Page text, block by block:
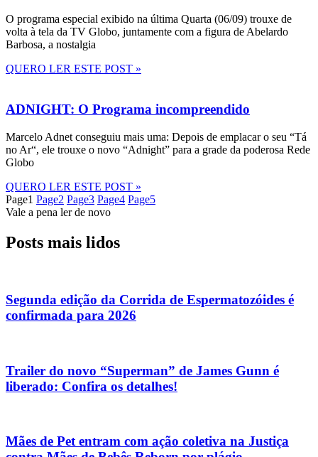
O programa especial exibido na última Quarta (06/09) trouxe de
volta à tela da TV Globo, juntamente com a figura de Abelardo
Barbosa, a nostalgia
QUERO LER ESTE POST »
ADNIGHT: O Programa incompreendido
Marcelo Adnet conseguiu mais uma: Depois de emplacar o seu “Tá
no Ar“, ele trouxe o novo “Adnight” para a grade da poderosa Rede
Globo
QUERO LER ESTE POST »
Page1 Page2 Page3 Page4 Page5
Vale a pena ler de novo
Posts mais lidos
Segunda edição da Corrida de Espermatozóides é
confirmada para 2026
Trailer do novo “Superman” de James Gunn é
liberado: Confira os detalhes!
Mães de Pet entram com ação coletiva na Justiça